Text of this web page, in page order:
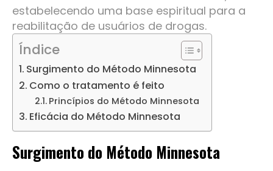
estabelecendo uma base espiritual para a
reabilitação de usuários de drogas.
Índice
Surgimento do Método Minnesota
Como o tratamento é feito
Princípios do Método Minnesota
Eficácia do Método Minnesota
Surgimento do Método Minnesota